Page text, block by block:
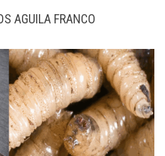
AGUILA FRANCO